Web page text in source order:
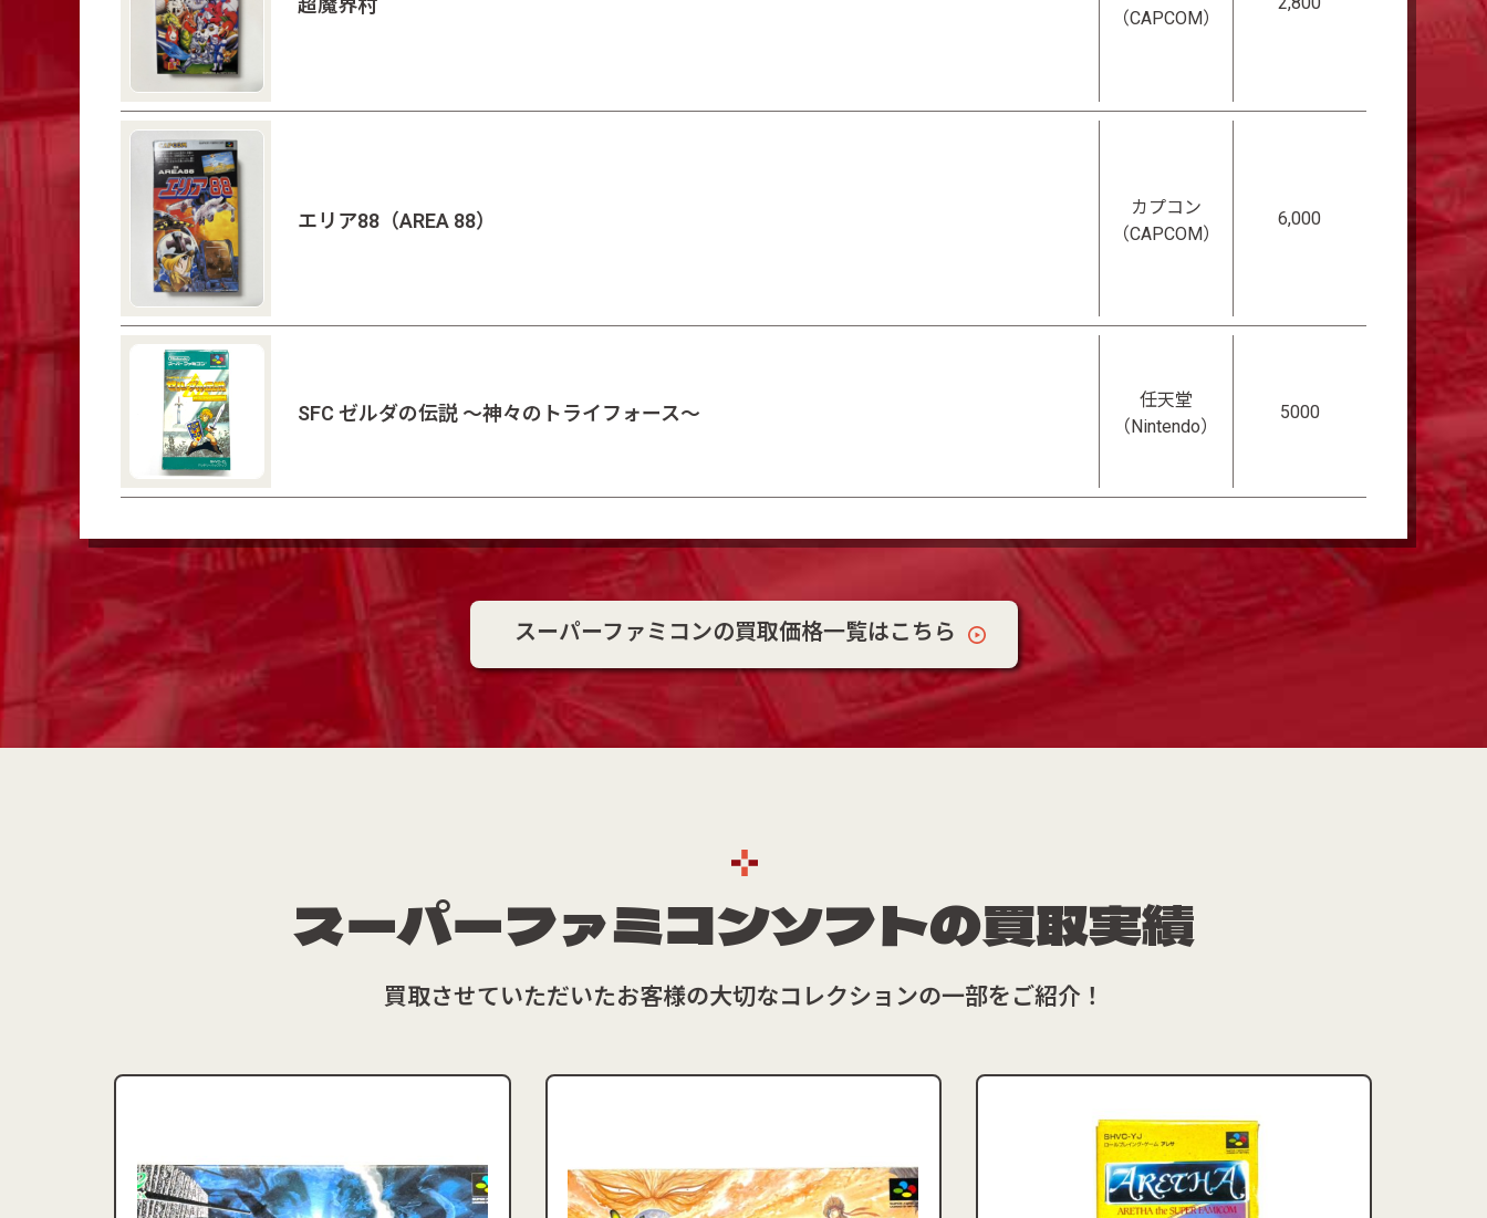
超魔界村
（CAPCOM）
エリア88（AREA 88）
カプコン
（CAPCOM）
6,000
SFC ゼルダの伝説 ～神々のトライフォース～
任天堂
（Nintendo）
5000
スーパーファミコンの買取価格一覧はこちら
スーパーファミコンソフトの買取実績
買取させていただいたお客様の大切なコレクションの一部をご紹介！